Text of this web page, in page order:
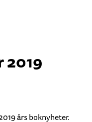
2019
års boknyheter.